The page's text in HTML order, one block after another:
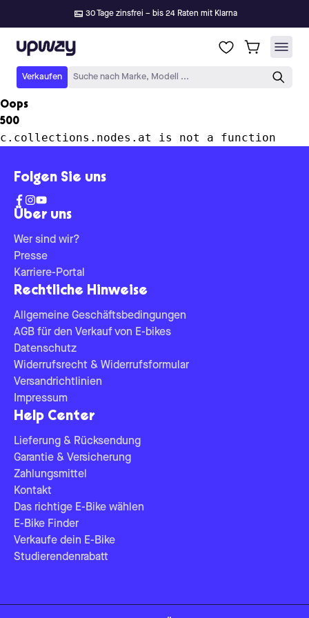
30 Tage zinsfrei – bis 24 Raten mit Klarna
Upway
Verkaufen Suche nach Marke, Modell ...
Oops
500
c.collections.nodes.at is not a function
Über uns
Wer sind wir?
Presse
Karriere-Portal
Rechtliche Hinweise
Allgemeine Geschäftsbedingungen
AGB für den Verkauf von E-bikes
Datenschutz
Widerrufsrecht & Widerrufsformular
Versandrichtlinien
Impressum
Help Center
Lieferung & Rücksendung
Garantie & Versicherung
Zahlungsmittel
Kontakt
Das richtige E-Bike wählen
E-Bike Finder
Verkaufe dein E-Bike
Studierendenrabatt
Folgen Sie uns